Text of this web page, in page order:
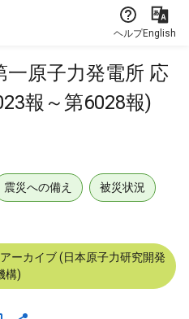
ヘルプEnglish
原子力発電所 応
報～第6028報)
震災への備え 被災状況
ーカイブ (日本原子力研究開発
構)